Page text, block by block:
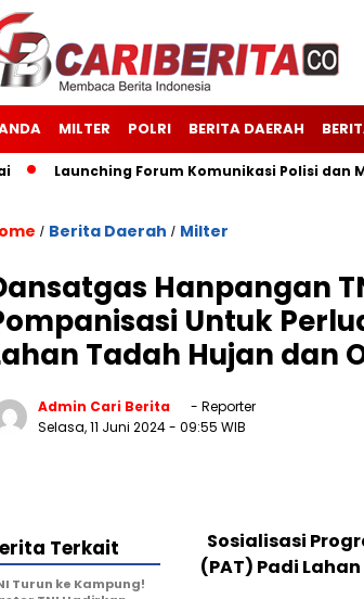
MILTER POLRI BERITA DAERAH
Launching Forum Komunikasi Polisi dan
/ Berita Daerah / Milter
Hanpangan
Untuk
Tadah Hujan dan
Admin Cari Berita
- Reporter
Selasa, 11 Juni 2024- 09:55 WIB
Sosialisasi
(PAT) Padi
Terkait
Turun ke Kampung!